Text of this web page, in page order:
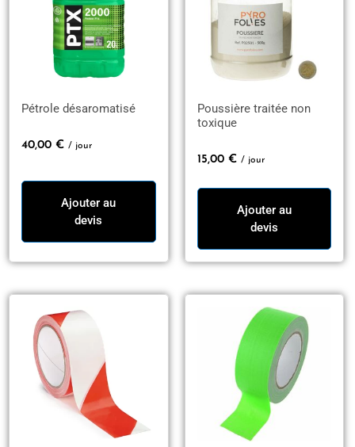
Pétrole désaromatisé
40,00 € / jour
Ajouter au
devis
Poussière traitée non
toxique
15,00 € / jour
Ajouter au
devis